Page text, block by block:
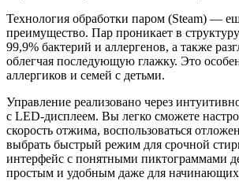
Технология обработки паром (Steam) —
преимущество. Пар проникает в
99,9% бактерий и аллергенов, а также
облегчая последующую глажку. Это
аллергиков и семей с детьми.
Управление реализовано через
с LED-дисплеем. Вы легко сможете
скорость отжима, воспользоваться
выбрать быстрый режим для срочной
интерфейс с понятными пиктограммами
простым и удобным даже для начинающих